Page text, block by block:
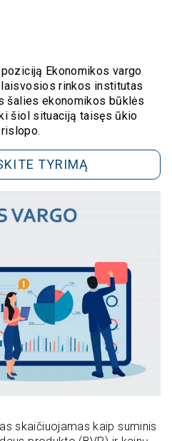
Ekonomikos vargo
rinkos institutas
šalies ekonomikos būklės
šiol situaciją taisęs ūkio
TYRIMĄ
skaičiuojamas kaip suminis